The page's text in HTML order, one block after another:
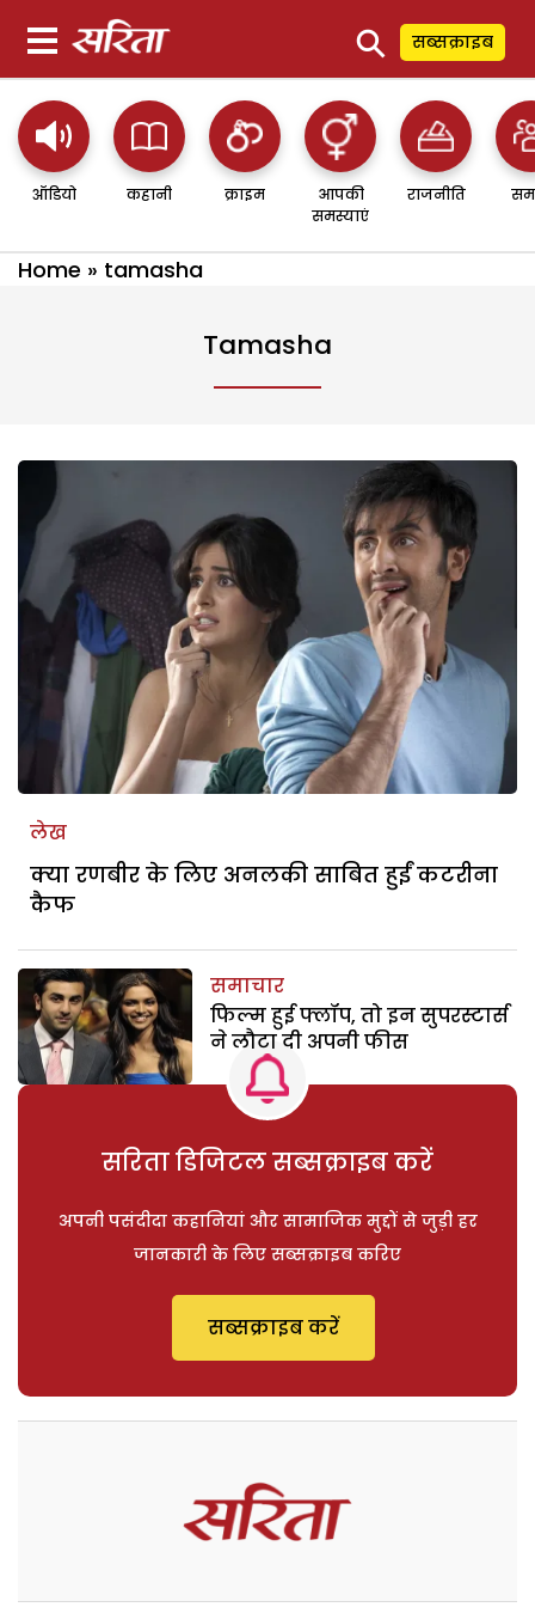
⚲ सब्सक्राइब
ऑडियो कहानी क्राइम
आपकी
समस्याएं
राजनीति
Home » tamasha
Tamasha
लेख
क्या रणबीर के लिए अनलकी साबित हुईं कटरीना
कैफ
समाचार
फिल्म हुई फ्लॉप, तो इन सुपरस्टार्स
ने लौटा दी अपनी फीस
सरिता डिजिटल सब्सक्राइब करें
अपनी पसंदीदा कहानियां और सामाजिक मुद्दों से जुड़ी हर
जानकारी के लिए सब्सक्राइब करिए
सब्सक्राइब करें